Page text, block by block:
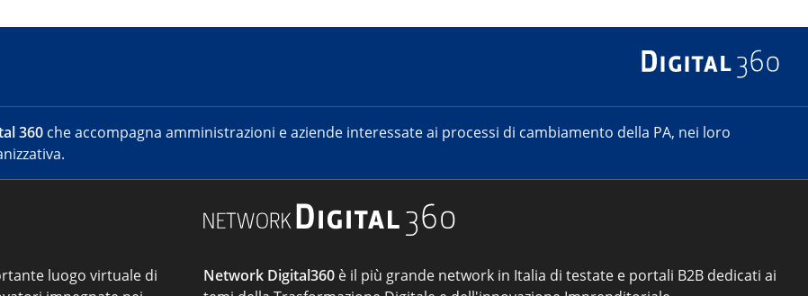
360 che accompagna amministrazioni e aziende interessate ai processi di cambiamento della PA, nei loro
luogo virtuale di
Network Digital360 è il più grande network in Italia di testate e portali B2B dedicati ai